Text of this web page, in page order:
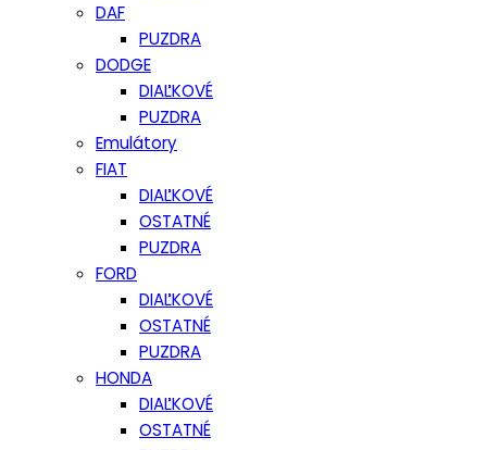
DAF
PUZDRA
DODGE
DIAĽKOVÉ
PUZDRA
Emulátory
FIAT
DIAĽKOVÉ
OSTATNÉ
PUZDRA
FORD
DIAĽKOVÉ
OSTATNÉ
PUZDRA
HONDA
DIAĽKOVÉ
OSTATNÉ